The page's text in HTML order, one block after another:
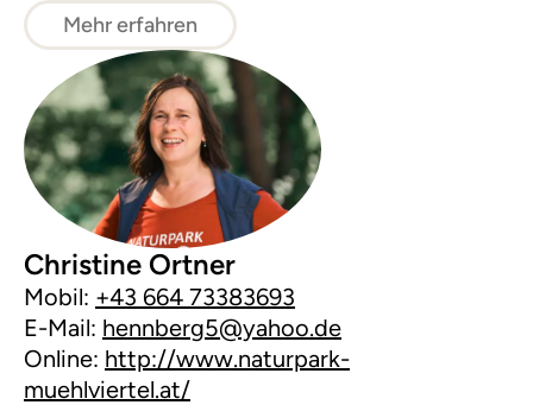
Mehr erfahren
Christine Ortner
Mobil: +43 664 73383693
E-Mail: hennberg5@yahoo.de
Online: http://www.naturpark-
muehlviertel.at/